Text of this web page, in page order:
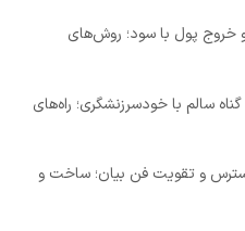
خروج پول با سود؛ روش‌های
سالم با خودسرزنشگری؛ راه‌های
و تقویت فن بیان؛ ساخت و